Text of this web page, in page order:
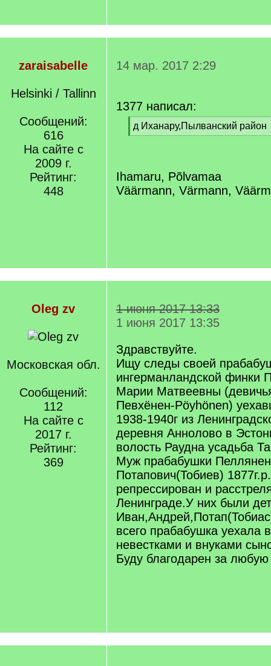
zaraisabelle
Helsinki / Tallinn
Сообщений:
616
На сайте с
2009 г.
Рейтинг:
448
14 мар. 2017 2:29
1377 написал:
[
q
д Иханару,Пылванский район
[
Ihamaru, Põlvamaa
Väärmann, Värmann,
Oleg zv
Московская обл.
Сообщений:
112
На сайте с
2017 г.
Рейтинг:
369
1 июня 2017 13:33
1 июня 2017 13:35
Здравствуйте.
Ищу следы своей
ингерманландской финки
Марии Матвеевны
Певхёнен-Pöyhönen)
1938-1940г из
деревня Аннолово в
волость Раудна усадьба
Муж прабабушки
Потапович(Тобиев)
репрессирован и
Ленинграде.У них были
всего прабабушка уехала
невестками и внуками
Буду благодарен за